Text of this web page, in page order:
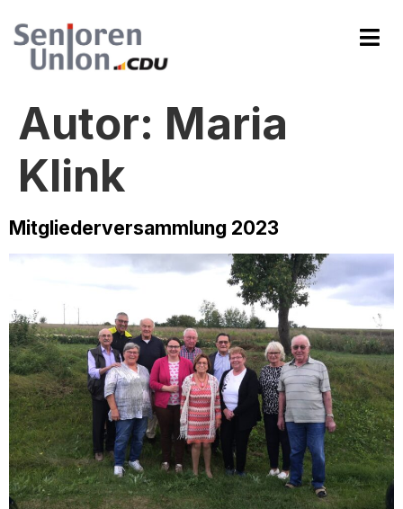
Autor: Maria
Klink
Mitgliederversammlung 2023